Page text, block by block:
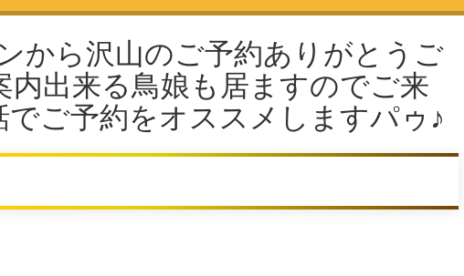
から沢山のご予約ありがとうご
出来る鳥娘も居ますのでご来
ご予約をオススメしますパゥ♪